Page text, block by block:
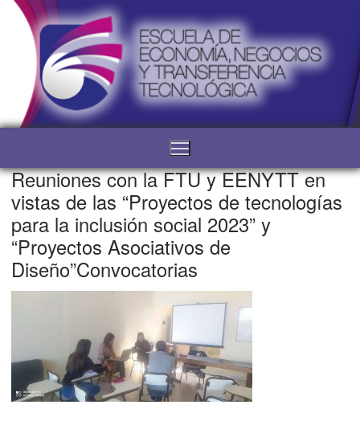
Reuniones con la FTU y EENYTT en
vistas de las “Proyectos de tecnologías
para la inclusión social 2023” y
“Proyectos Asociativos de
Diseño”Convocatorias